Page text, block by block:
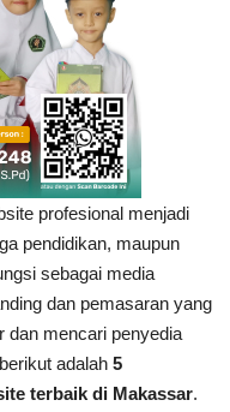
profesional menjadi
pendidikan, maupun
sebagai media
dan pemasaran yang
dan mencari penyedia
adalah 5
terbaik di Makassar.